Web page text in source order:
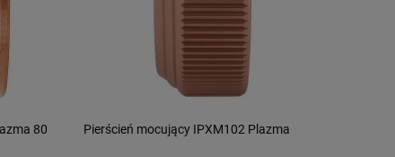
80
Pierścień mocujący IPXM102 Plazma